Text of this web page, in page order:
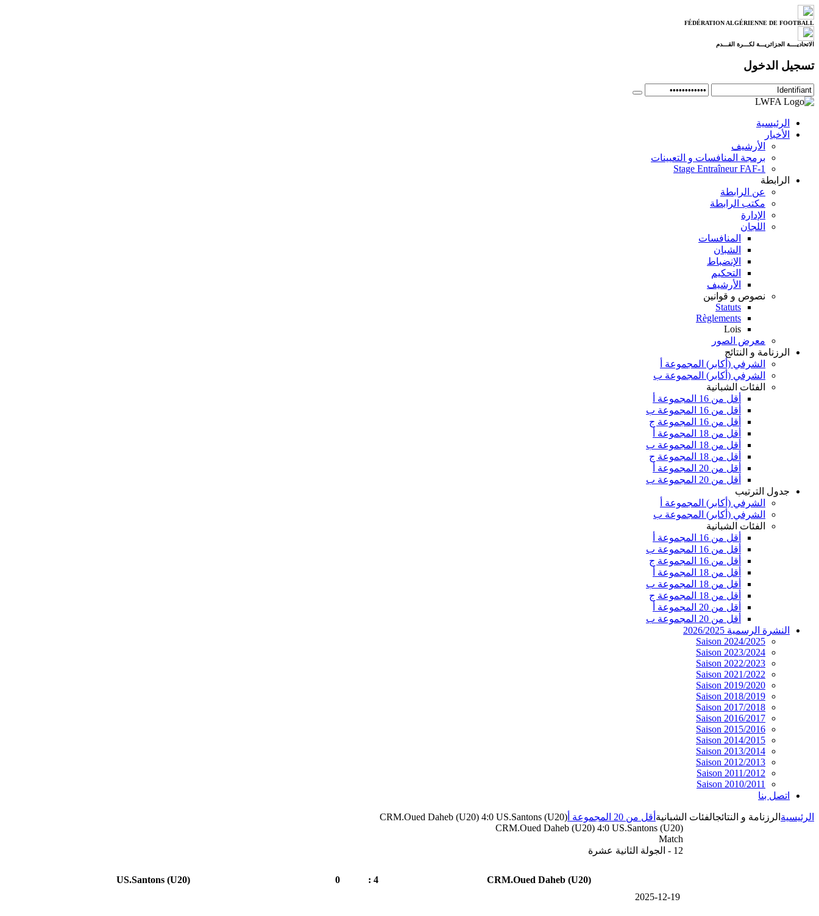
FÉDÉRATION ALGÉRIENNE DE FOOTBALL
الاتحاديــــة الجزائريـــة لكـــرة القـــدم
تسجيل الدخول
الرئيسية
الأخبار
الأرشيف
برمجة المنافسات و التعيينات
Stage Entraîneur FAF-1
الرابطة
عن الرابطة
مكتب الرابطة
الإدارة
اللجان
المنافسات
الشبان
الإنضباط
التحكيم
الأرشيف
نصوص و قوانين
Statuts
Règlements
Lois
معرض الصور
الرزنامة و النتائج
الشرفي (أكابر) المجموعة أ
الشرفي (أكابر) المجموعة ب
الفئات الشبانية
أقل من 16 المجموعة أ
أقل من 16 المجموعة ب
أقل من 16 المجموعة ج
أقل من 18 المجموعة أ
أقل من 18 المجموعة ب
أقل من 18 المجموعة ج
أقل من 20 المجموعة أ
أقل من 20 المجموعة ب
جدول الترتيب
الشرفي (أكابر) المجموعة أ
الشرفي (أكابر) المجموعة ب
الفئات الشبانية
أقل من 16 المجموعة أ
أقل من 16 المجموعة ب
أقل من 16 المجموعة ج
أقل من 18 المجموعة أ
أقل من 18 المجموعة ب
أقل من 18 المجموعة ج
أقل من 20 المجموعة أ
أقل من 20 المجموعة ب
النشرة الرسمية 2026/2025
Saison 2024/2025
Saison 2023/2024
Saison 2022/2023
Saison 2021/2022
Saison 2019/2020
Saison 2018/2019
Saison 2017/2018
Saison 2016/2017
Saison 2015/2016
Saison 2014/2015
Saison 2013/2014
Saison 2012/2013
Saison 2011/2012
Saison 2010/2011
اتصل بنا
الرئيسية الرزنامة و النتائجالفئات الشبانية أقل من 20 المجموعة أ
CRM.Oued Daheb (U20) 4:0 US.Santons (U20)
CRM.Oued Daheb (U20) 4:0 US.Santons (U20)
Match
12 - الجولة الثانية عشرة
CRM.Oued Daheb (U20)
4 :
0
US.Santons (U20)
2025-12-19